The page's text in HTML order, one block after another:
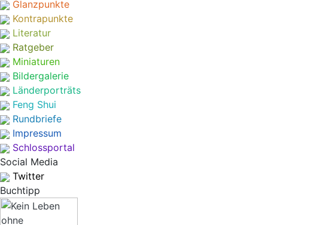
Glanzpunkte
Kontrapunkte
Literatur
Ratgeber
Miniaturen
Bildergalerie
Länderporträts
Feng Shui
Rundbriefe
Impressum
Schlossportal
Social Media
Twitter
Buchtipp